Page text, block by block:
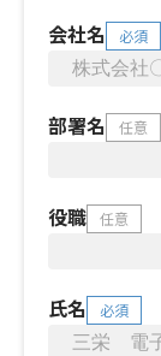
会社名 必須
部署名 任意
役職 任意
氏名 必須